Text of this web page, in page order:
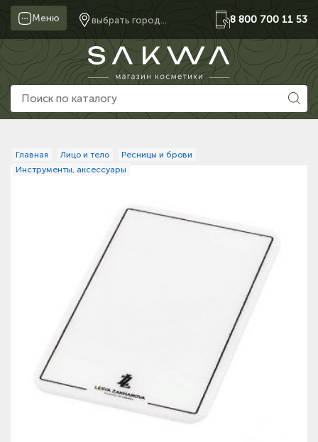
Меню выбрать город... 8 800 700 11 53
Главная Лицо и тело
Ресницы и брови
Инструменты, аксессуары